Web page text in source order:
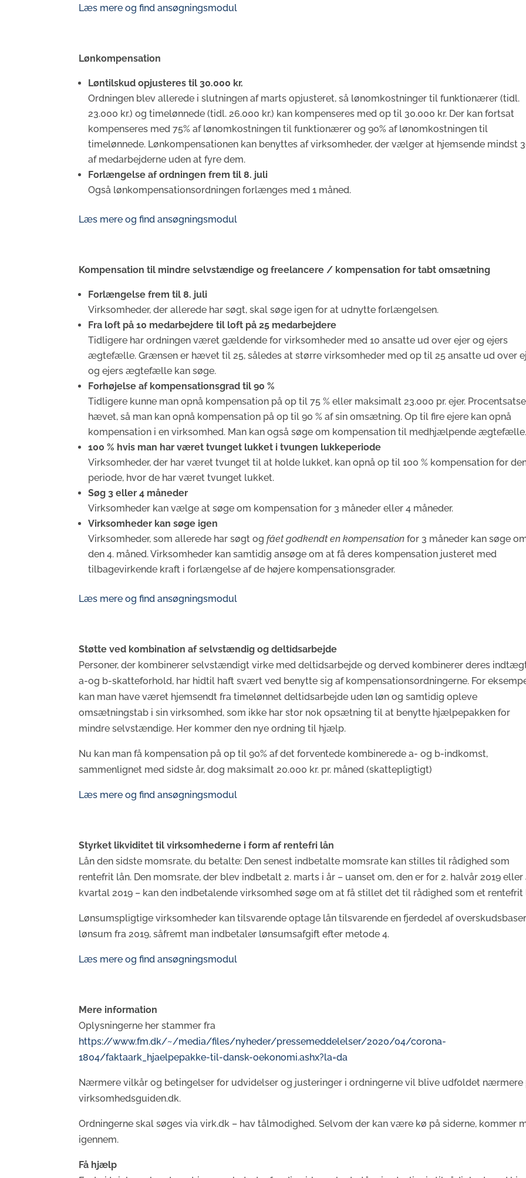
Læs mere og find ansøgningsmodul
Lønkompensation
Løntilskud opjusteres til 30.000 kr.
Ordningen blev allerede i slutningen af marts opjusteret, så lønomkostninger til funktionærer (tidl.
23.000 kr.) og timelønnede (tidl. 26.000 kr.) kan kompenseres med op til 30.000 kr. Der kan fortsat
kompenseres med 75% af lønomkostningen til funktionærer og 90% af lønomkostningen til
timelønnede. Lønkompensationen kan benyttes af virksomheder, der vælger at hjemsende mindst
af medarbejderne uden at fyre dem.
Forlængelse af ordningen frem til 8. juli
Også lønkompensationsordningen forlænges med 1 måned.
Læs mere og find ansøgningsmodul
Kompensation til mindre selvstændige og freelancere / kompensation for tabt omsætning
Forlængelse frem til 8. juli
Virksomheder, der allerede har søgt, skal søge igen for at udnytte forlængelsen.
Fra loft på 10 medarbejdere til loft på 25 medarbejdere
Tidligere har ordningen været gældende for virksomheder med 10 ansatte ud over ejer og ejers
ægtefælle. Grænsen er hævet til 25, således at større virksomheder med op til 25 ansatte ud over
og ejers ægtefælle kan søge.
Forhøjelse af kompensationsgrad til 90 %
Tidligere kunne man opnå kompensation på op til 75 % eller maksimalt 23.000 pr. ejer.
hævet, så man kan opnå kompensation på op til 90 % af sin omsætning. Op til fire ejere kan opnå
kompensation i en virksomhed. Man kan også søge om kompensation til medhjælpende ægtefælle.
100 % hvis man har været tvunget lukket i tvungen lukkeperiode
Virksomheder, der har været tvunget til at holde lukket, kan opnå op til 100 % kompensation for
periode, hvor de har været tvunget lukket.
Søg 3 eller 4 måneder
Virksomheder kan vælge at søge om kompensation for 3 måneder eller 4 måneder.
Virksomheder kan søge igen
Virksomheder, som allerede har søgt ogfået godkendt en kompensation for 3 måneder kan søge
den 4. måned. Virksomheder kan samtidig ansøge om at få deres kompensation justeret med
tilbagevirkende kraft i forlængelse af de højere kompensationsgrader.
Læs mere og find ansøgningsmodul
Støtte ved kombination af selvstændig og deltidsarbejde
Personer, der kombinerer selvstændigt virke med deltidsarbejde og derved kombinerer deres
a-og b-skatteforhold, har hidtil haft svært ved benytte sig af kompensationsordningerne. For
kan man have været hjemsendt fra timelønnet deltidsarbejde uden løn og samtidig opleve
omsætningstab i sin virksomhed, som ikke har stor nok opsætning til at benytte hjælpepakken for
mindre selvstændige. Her kommer den nye ordning til hjælp.
Nu kan man få kompensation på op til 90% af det forventede kombinerede a- og b-indkomst,
sammenlignet med sidste år, dog maksimalt 20.000 kr. pr. måned (skattepligtigt)
Læs mere og find ansøgningsmodul
Styrket likviditet til virksomhederne i form af rentefri lån
Lån den sidste momsrate, du betalte: Den senest indbetalte momsrate kan stilles til rådighed som
rentefrit lån. Den momsrate, der blev indbetalt 2. marts i år – uanset om, den er for 2. halvår 2019 eller
kvartal 2019 – kan den indbetalende virksomhed søge om at få stillet det til rådighed som et rentefrit
Lønsumspligtige virksomheder kan tilsvarende optage lån tilsvarende en fjerdedel af
lønsum fra 2019, såfremt man indbetaler lønsumsafgift efter metode 4.
Læs mere og find ansøgningsmodul
Mere information
Oplysningerne her stammer fra
https://www.fm.dk/~/media/files/nyheder/pressemeddelelser/2020/04/corona-
1804/faktaark_hjaelpepakke-til-dansk-oekonomi.ashx?la=da
Nærmere vilkår og betingelser for udvidelser og justeringer i ordningerne vil blive udfoldet nærmere
virksomhedsguiden.dk.
Ordningerne skal søges via virk.dk – hav tålmodighed. Selvom der kan være kø på siderne, kommer
igennem.
Få hjælp